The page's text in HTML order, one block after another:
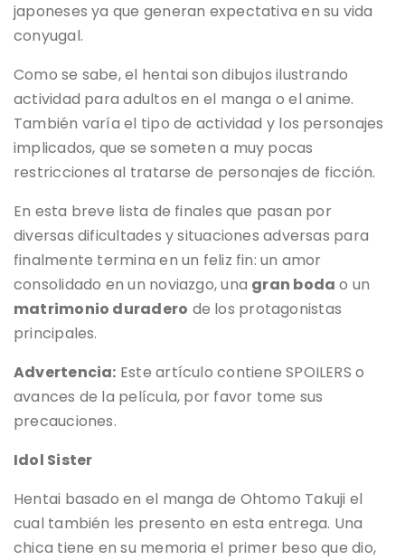
japoneses ya que generan expectativa en su vida
conyugal.
Como se sabe, el hentai son dibujos ilustrando
actividad para adultos en el manga o el anime.
También varía el tipo de actividad y los personajes
implicados, que se someten a muy pocas
restricciones al tratarse de personajes de ficción.
En esta breve lista de finales que pasan por
diversas dificultades y situaciones adversas para
finalmente termina en un feliz fin: un amor
consolidado en un noviazgo, una gran boda o un
matrimonio duradero de los protagonistas
principales.
Advertencia: Este artículo contiene SPOILERS o
avances de la película, por favor tome sus
precauciones.
Idol Sister
Hentai basado en el manga de Ohtomo Takuji el
cual también les presento en esta entrega. Una
chica tiene en su memoria el primer beso que dio,